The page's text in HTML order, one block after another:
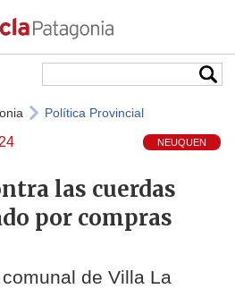
Política Provincial
NEUQUEN
las cuerdas
por compras
de Villa La